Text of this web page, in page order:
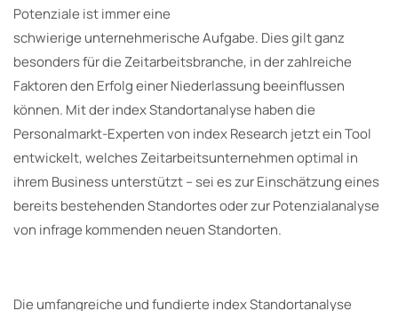
Potenziale ist immer eine
schwierige unternehmerische Aufgabe. Dies gilt ganz
besonders für die Zeitarbeitsbranche, in der zahlreiche
Faktoren den Erfolg einer Niederlassung beeinflussen
können. Mit der index Standortanalyse haben die
Personalmarkt-Experten von index Research jetzt ein Tool
entwickelt, welches Zeitarbeitsunternehmen optimal in
ihrem Business unterstützt – sei es zur Einschätzung eines
bereits bestehenden Standortes oder zur Potenzialanalyse
von infrage kommenden neuen Standorten.
Die umfangreiche und fundierte index Standortanalyse